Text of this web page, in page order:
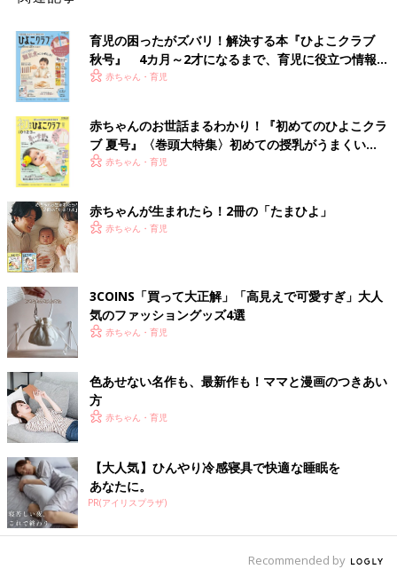
育児の困ったがズバリ！解決する本『ひよこクラブ
秋号』 4カ月～2才になるまで、育児に役立つ情報が
いっぱい！
赤ちゃん・育児
赤ちゃんのお世話まるわかり！『初めてのひよこクラ
ブ 夏号』〈巻頭大特集〉初めての授乳がうまくい
く！ おっぱい・ミルクの基本と夏のトラブル 解決テ
赤ちゃん・育児
赤ちゃんが生まれたら！2冊の「たまひよ」
赤ちゃん・育児
3COINS「買って大正解」「高見えで可愛すぎ」大人
気のファッショングッズ4選
赤ちゃん・育児
色あせない名作も、最新作も！ママと漫画のつきあい
方
赤ちゃん・育児
【大人気】ひんやり冷感寝具で快適な睡眠を
あなたに。
PR(アイリスプラザ)
Recommended by